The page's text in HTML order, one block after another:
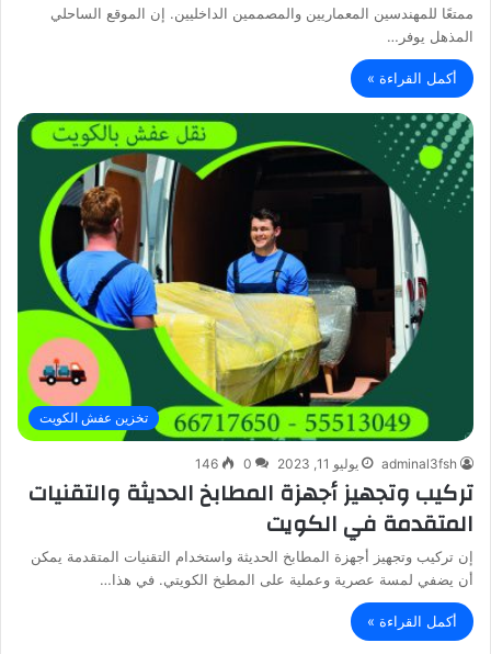
ممتعًا للمهندسين المعماريين والمصممين الداخليين. إن الموقع الساحلي
المذهل يوفر…
أكمل القراءة »
تخزين عفش الكويت
adminal3fsh يوليو 11, 2023 0
146
تركيب وتجهيز أجهزة المطابخ الحديثة والتقنيات
المتقدمة في الكويت
إن تركيب وتجهيز أجهزة المطابخ الحديثة واستخدام التقنيات المتقدمة يمكن
أن يضفي لمسة عصرية وعملية على المطبخ الكويتي. في هذا…
أكمل القراءة »